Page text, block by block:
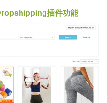
插件功能